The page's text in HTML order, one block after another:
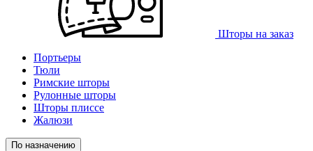
Шторы на заказ
Портьеры
Тюли
Римские шторы
Рулонные шторы
Шторы плиссе
Жалюзи
По назначению